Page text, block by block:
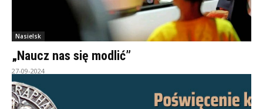
Nasielsk
„Naucz nas się modlić”
27-09-2024